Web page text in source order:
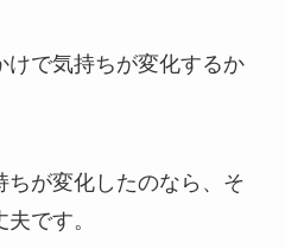
けで気持ちが変化するか
ちが変化したのなら、そ
です。